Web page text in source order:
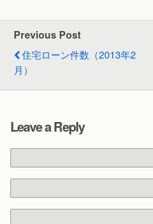
Previous Post
住宅ローン件数（2013年2
月）
Leave a Reply